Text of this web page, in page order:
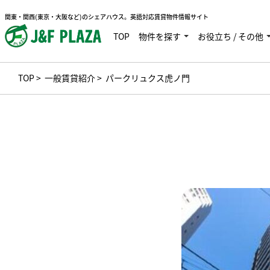
関東・関西(東京・大阪など)のシェアハウス。英語対応賃貸物件情報サイト
TOP 物件を探す お役立ち / その他
TOP> 一般賃貸紹介> パークリュクス虎ノ門